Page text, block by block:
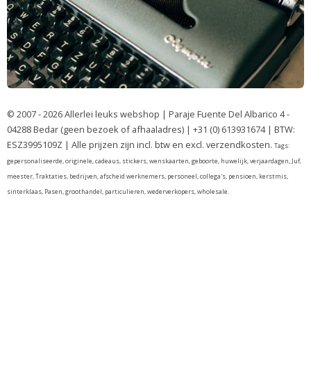
© 2007 - 2026 Allerlei leuks webshop | Paraje Fuente Del Albarico 4 -
04288 Bedar (geen bezoek of afhaaladres) | +31 (0) 613931674 | BTW:
ESZ3995109Z | Alle prijzen zijn incl. btw en excl. verzendkosten. Tags:
gepersonaliseerde, originele, cadeaus, stickers, wenskaarten, geboorte, huwelijk, verjaardagen, Juf,
meester, Traktaties, bedrijven, afscheid werknemers, personeel, collega's, pensioen, kerstmis,
sinterklaas, Pasen, groothandel, particulieren, wederverkopers, wholesale.